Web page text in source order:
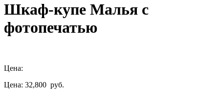
Шкаф-купе Малья с
фотопечатью
Цена:
Цена: 32,800 руб.